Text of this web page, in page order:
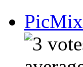
PicMix